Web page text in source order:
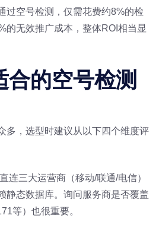
过空号检测，仅需花费约8%的检
的无效推广成本，整体ROI相当显
合的空号检测
多，选型时建议从以下四个维度评
连三大运营商（移动/联通/电信）
静态数据库。询问服务商是否覆盖
等）也很重要。